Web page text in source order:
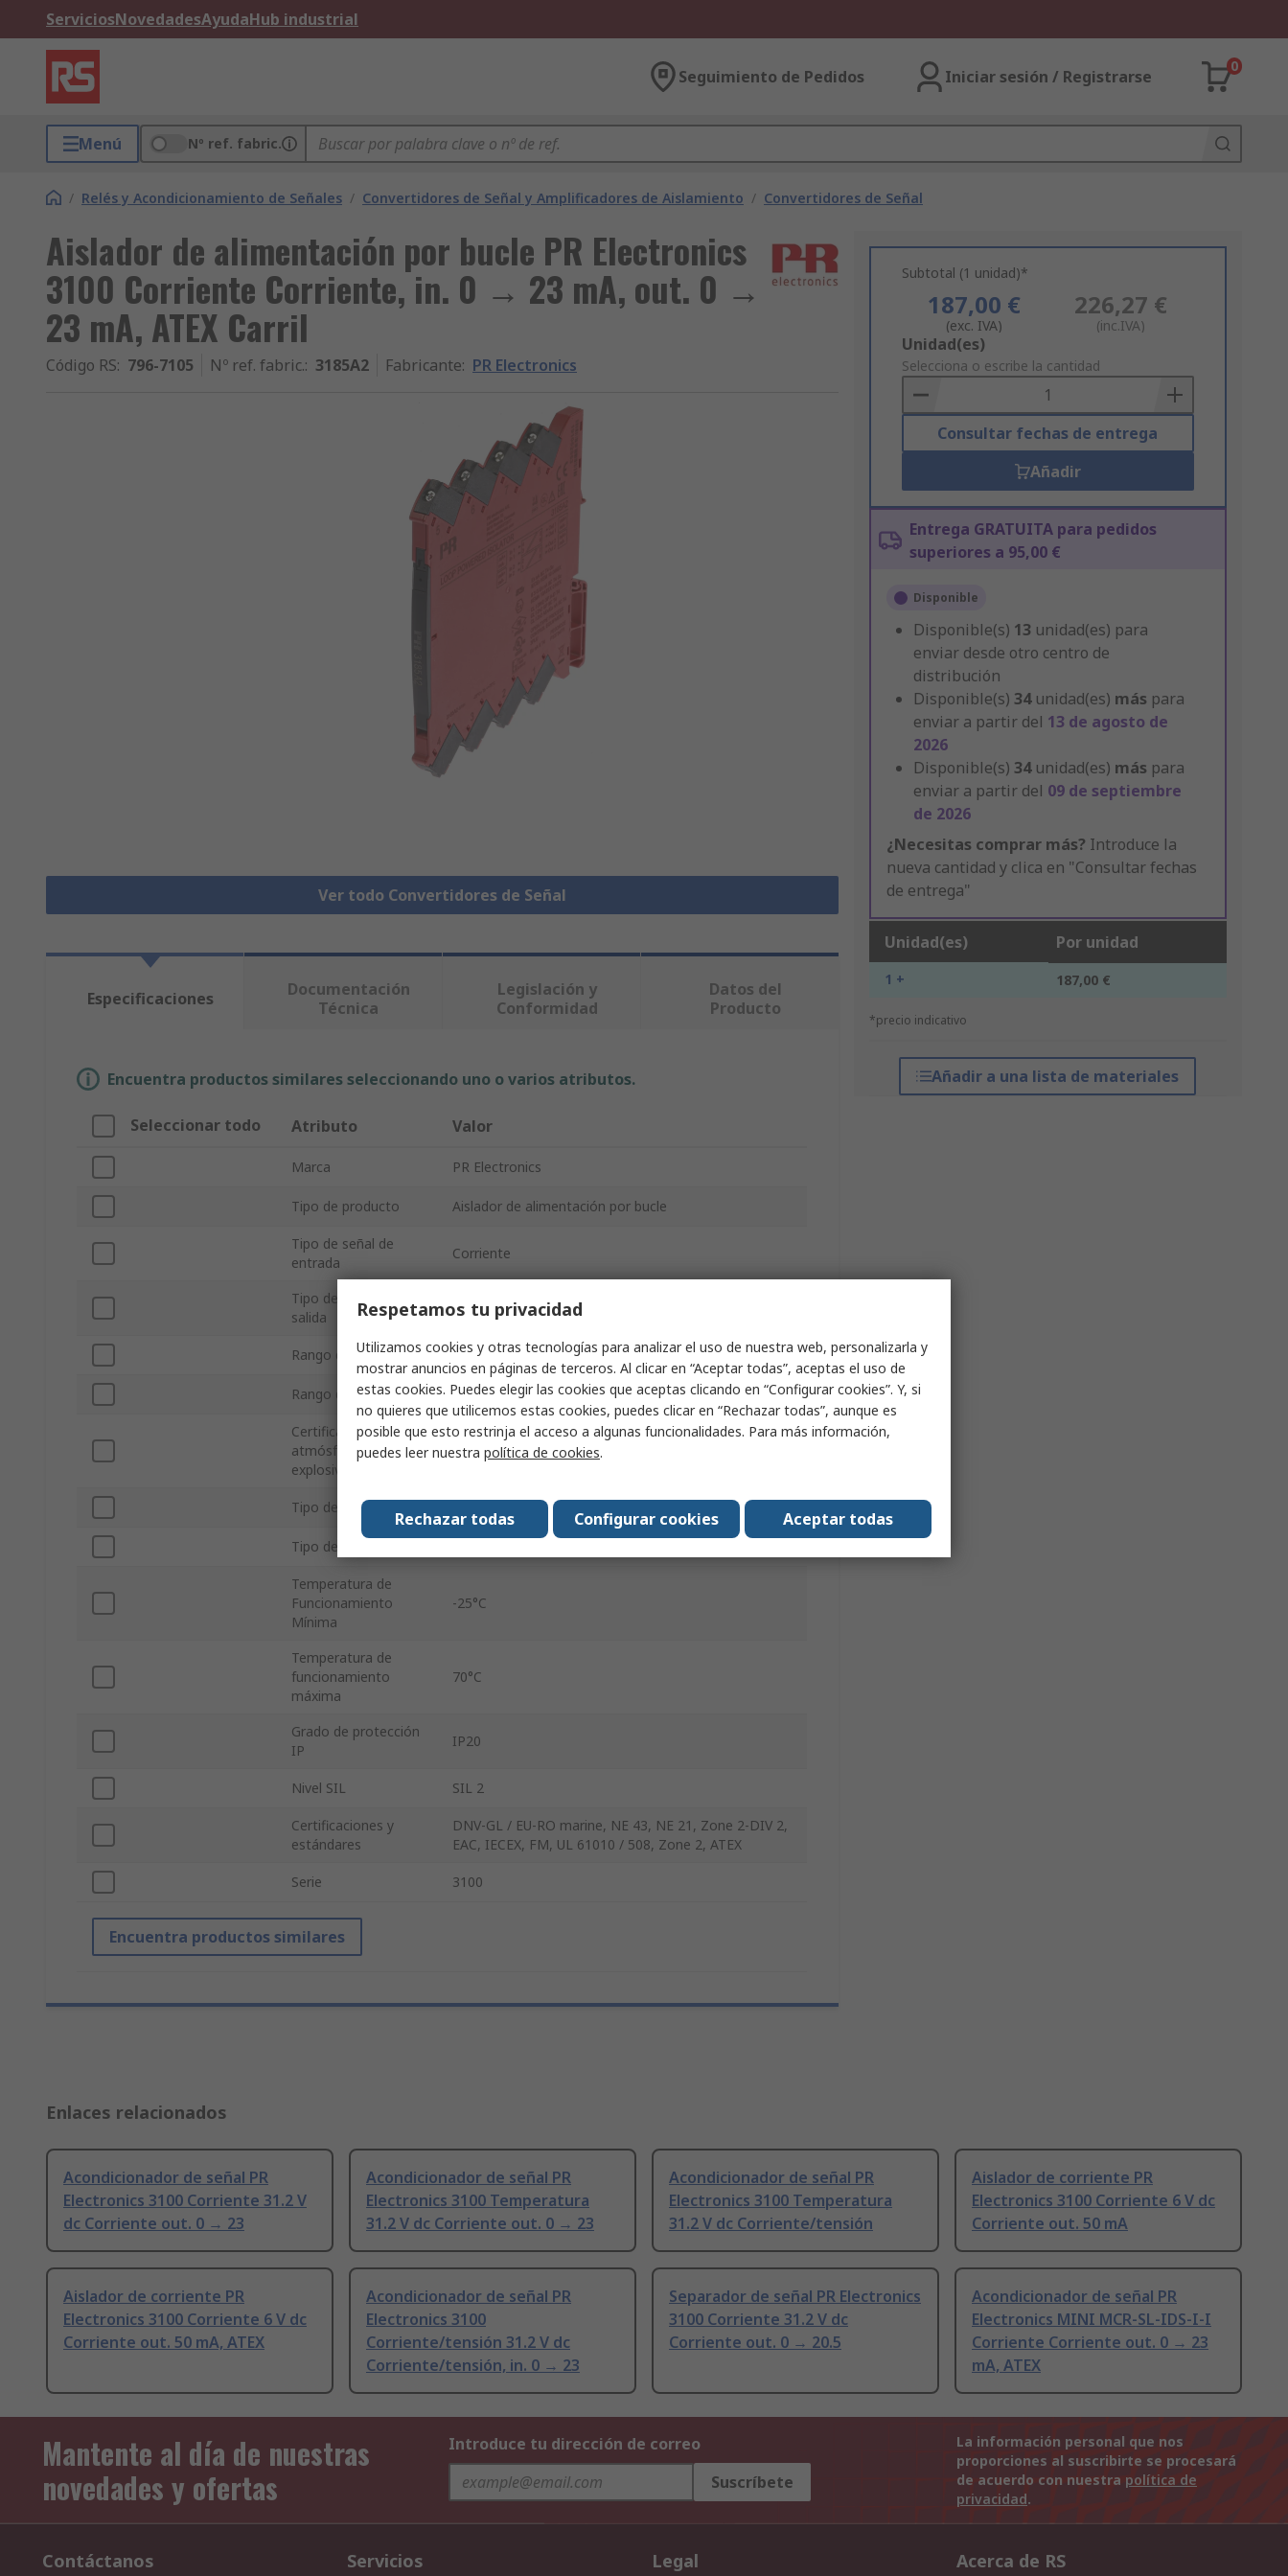
ServiciosNovedadesAyudaHub industrial
Seguimiento de Pedidos Iniciar sesión / Registrarse
0
Menú Nº ref. fabric.
/ Relés y Acondicionamiento de Señales / Convertidores de Señal y Amplificadores de Aislamiento / Convertidores de Señal
Aislador de alimentación por bucle PR Electronics
3100 Corriente Corriente, in. 0 → 23 mA, out. 0 →
23 mA, ATEX Carril
Código RS: 796-7105 Nº ref. fabric.: 3185A2 Fabricante: PR Electronics
Ver todo Convertidores de Señal
Subtotal (1 unidad)*
187,00 €
(exc. IVA)
226,27 €
(inc.IVA)
Add
to
Basket
Unidad(es)
Selecciona o escribe la cantidad
Consultar fechas de entrega
Añadir
Entrega GRATUITA para pedidos
superiores a 95,00 €
Disponible
Disponible(s) 13 unidad(es) para
enviar desde otro centro de
distribución
Disponible(s) 34 unidad(es) más para
enviar a partir del 13 de agosto de
2026
Disponible(s) 34 unidad(es) más para
enviar a partir del 09 de septiembre
de 2026
¿Necesitas comprar más? Introduce la
nueva cantidad y clica en "Consultar fechas
de entrega"
Unidad(es) Por unidad
1 + 187,00 €
*precio indicativo
Añadir a una lista de materiales
Especificaciones
Documentación
Técnica
Legislación y
Conformidad
Datos del
Producto
Encuentra productos similares seleccionando uno o varios atributos.
Seleccionar todo Atributo Valor
Marca PR Electronics
Tipo de producto Aislador de alimentación por bucle
Tipo de señal de
entrada
Corriente
Tipo de señal de
salida
Corriente
Rango de Entrada 0 → 23 mA
Rango de Salida 0 → 23 mA
Certificación de
atmósferas
explosivas
ATEX
Tipo de montaje
Tipo de Terminal
Temperatura de
Funcionamiento
Mínima
-25°C
Temperatura de
funcionamiento
máxima
70°C
Grado de protección
IP
IP20
Nivel SIL SIL 2
Certificaciones y
estándares
DNV-GL / EU-RO marine, NE 43, NE 21, Zone 2-DIV 2,
EAC, IECEX, FM, UL 61010 / 508, Zone 2, ATEX
Serie 3100
Encuentra productos similares
Enlaces relacionados
Acondicionador de señal PR
Electronics 3100 Corriente 31.2 V
dc Corriente out. 0 → 23
Acondicionador de señal PR
Electronics 3100 Temperatura
31.2 V dc Corriente out. 0 → 23
Acondicionador de señal PR
Electronics 3100 Temperatura
31.2 V dc Corriente/tensión
Aislador de corriente PR
Electronics 3100 Corriente 6 V dc
Corriente out. 50 mA
Aislador de corriente PR
Electronics 3100 Corriente 6 V dc
Corriente out. 50 mA, ATEX
Acondicionador de señal PR
Electronics 3100
Corriente/tensión 31.2 V dc
Corriente/tensión, in. 0 → 23
Separador de señal PR Electronics
3100 Corriente 31.2 V dc
Corriente out. 0 → 20.5
Acondicionador de señal PR
Electronics MINI MCR-SL-IDS-I-I
Corriente Corriente out. 0 → 23
mA, ATEX
Mantente al día de nuestras
novedades y ofertas
Introduce tu dirección de correo
Suscríbete
La información personal que nos
proporciones al suscribirte se procesará
de acuerdo con nuestra política de
privacidad.
Contáctanos Servicios Legal Acerca de RS
Respetamos tu privacidad
Utilizamos cookies y otras tecnologías para analizar el uso de nuestra web, personalizarla y
mostrar anuncios en páginas de terceros. Al clicar en “Aceptar todas”, aceptas el uso de
estas cookies. Puedes elegir las cookies que aceptas clicando en “Configurar cookies”. Y, si
no quieres que utilicemos estas cookies, puedes clicar en “Rechazar todas”, aunque es
posible que esto restrinja el acceso a algunas funcionalidades. Para más información,
puedes leer nuestra política de cookies.
Aceptar todas
Configurar cookies
Rechazar todas